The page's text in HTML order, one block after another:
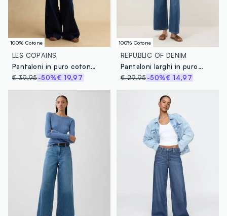
100% Cotone
LES COPAINS
Pantaloni in puro cotone denim blu wide leg
€ 39,95-50%€ 19,97
100% Cotone
REPUBLIC OF DENIM
Pantaloni larghi in puro cotone
€ 29,95 -50%€ 14,97